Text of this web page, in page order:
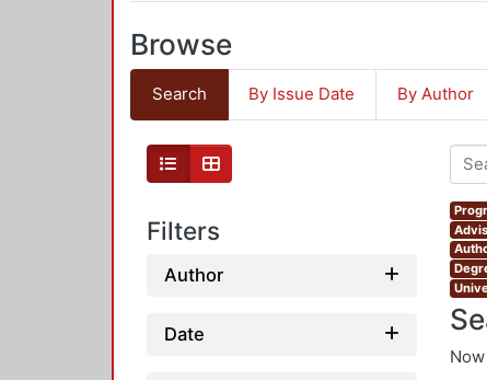
Browse
Search By Issue Date By Author
Filters
Author
Date